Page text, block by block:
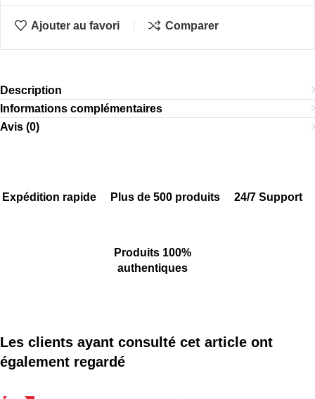
Ajouter au favori Comparer
Description
Informations complémentaires
Avis (0)
Expédition rapide Plus de 500 produits 24/7 Support
Produits 100%
authentiques
Les clients ayant consulté cet article ont
également regardé